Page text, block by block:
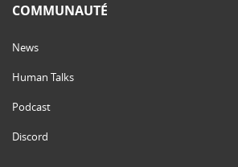
COMMUNAUTÉ
News
Human Talks
Podcast
Discord